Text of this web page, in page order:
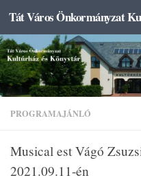
Skip to content
PROGRAMAJÁNLÓ
Musical est Vágó
2021.09.11-én